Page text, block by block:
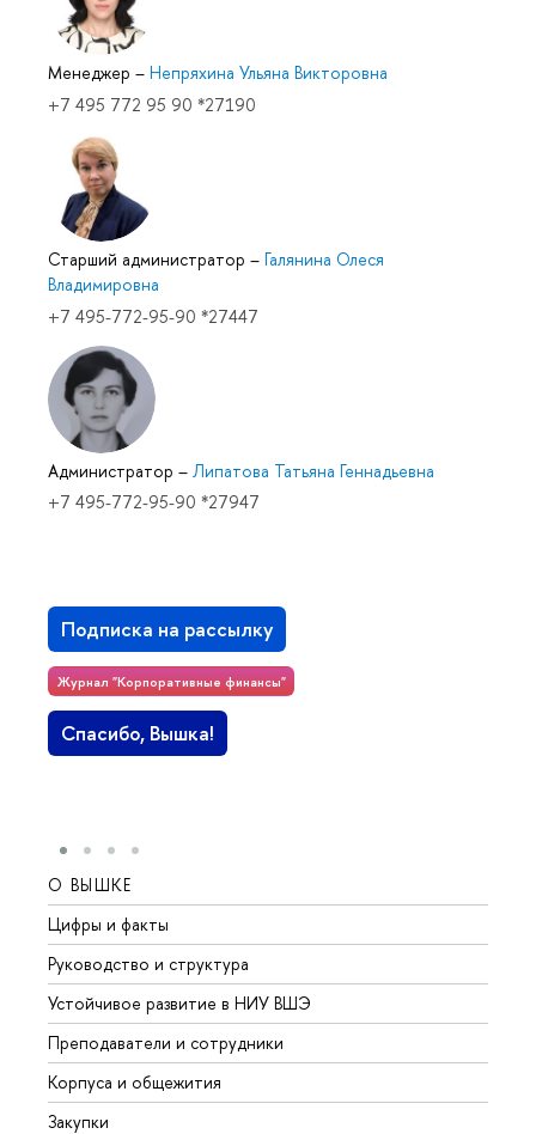
Менеджер – Непряхина Ульяна Викторовна
+7 495 772 95 90 *27190
Старший администратор – Галянина Олеся
Владимировна
+7 495-772-95-90 *27447
Администратор – Липатова Татьяна Геннадьевна
+7 495-772-95-90 *27947
Подписка на рассылку
Журнал "Корпоративные финансы"
Спасибо, Вышка!
О ВЫШКЕ
Цифры и факты
Руководство и структура
Устойчивое развитие в НИУ ВШЭ
Преподаватели и сотрудники
Корпуса и общежития
Закупки